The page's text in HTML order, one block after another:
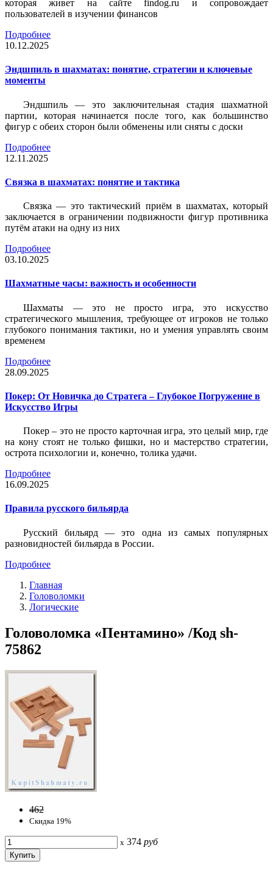
которая живет на сайте findog.ru и сопровождает
пользователей в изучении финансов
Подробнее
10.12.2025
Эндшпиль в шахматах: понятие, стратегии и ключевые
моменты
Эндшпиль — это заключительная стадия шахматной
партии, которая начинается после того, как большинство
фигур с обеих сторон были обменены или сняты с доски
Подробнее
12.11.2025
Связка в шахматах: понятие и тактика
Связка — это тактический приём в шахматах, который
заключается в ограничении подвижности фигур противника
путём атаки на одну из них
Подробнее
03.10.2025
Шахматные часы: важность и особенности
Шахматы — это не просто игра, это искусство
стратегического мышления, требующее от игроков не только
глубокого понимания тактики, но и умения управлять своим
временем
Подробнее
28.09.2025
Покер: От Новичка до Стратега – Глубокое Погружение в
Искусство Игры
Покер – это не просто карточная игра, это целый мир, где
на кону стоят не только фишки, но и мастерство стратегии,
острота психологии и, конечно, толика удачи.
Подробнее
16.09.2025
Правила русского бильярда
Русский бильярд — это одна из самых популярных
разновидностей бильярда в России.
Подробнее
Главная
Головоломки
Логические
Головоломка «Пентамино» /Код sh-
75862
462
Скидка 19%
x 374 руб